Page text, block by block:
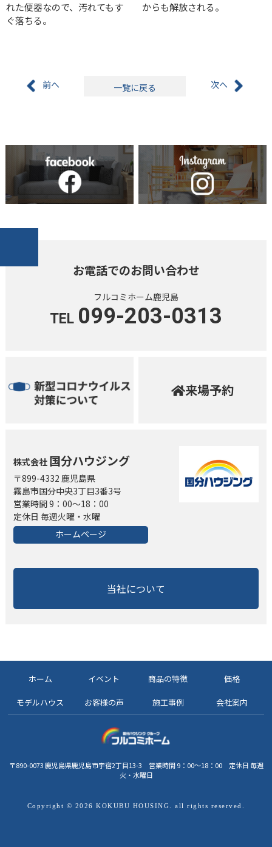
れた便器なので、汚れてもす
ぐ落ちる。
からも解放される。
前へ 一覧に戻る 次へ
お電話でのお問い合わせ
フルコミホーム鹿児島
TEL 099-203-0313
来場予約
株式会社 国分ハウジング
〒899-4332 鹿児島県
霧島市国分中央3丁目3番3号
営業時間 9：00～18：00
定休日 毎週火曜・水曜
ホームページ
当社について
ホーム イベント 商品の特徴 価格
モデルハウス お客様の声 施工事例 会社案内
〒890-0073 鹿児島県鹿児島市宇宿2丁目13-3 営業時間 9：00～18：00 定休日 毎週
火・水曜日
Copyright © 2026 KOKUBU HOUSING. all rights reserved.